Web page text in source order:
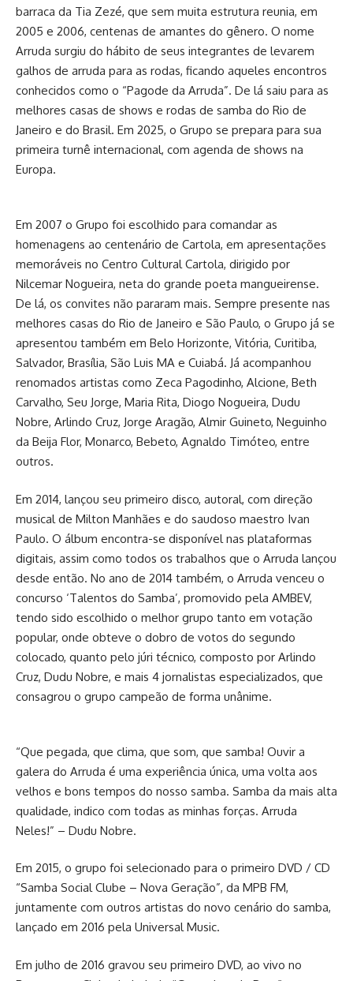
barraca da Tia Zezé, que sem muita estrutura reunia, em
2005 e 2006, centenas de amantes do gênero. O nome
Arruda surgiu do hábito de seus integrantes de levarem
galhos de arruda para as rodas, ficando aqueles encontros
conhecidos como o “Pagode da Arruda”. De lá saiu para as
melhores casas de shows e rodas de samba do Rio de
Janeiro e do Brasil. Em 2025, o Grupo se prepara para sua
primeira turnê internacional, com agenda de shows na
Europa.
Em 2007 o Grupo foi escolhido para comandar as
homenagens ao centenário de Cartola, em apresentações
memoráveis no Centro Cultural Cartola, dirigido por
Nilcemar Nogueira, neta do grande poeta mangueirense.
De lá, os convites não pararam mais. Sempre presente nas
melhores casas do Rio de Janeiro e São Paulo, o Grupo já se
apresentou também em Belo Horizonte, Vitória, Curitiba,
Salvador, Brasília, São Luis MA e Cuiabá. Já acompanhou
renomados artistas como Zeca Pagodinho, Alcione, Beth
Carvalho, Seu Jorge, Maria Rita, Diogo Nogueira, Dudu
Nobre, Arlindo Cruz, Jorge Aragão, Almir Guineto, Neguinho
da Beija Flor, Monarco, Bebeto, Agnaldo Timóteo, entre
outros.
Em 2014, lançou seu primeiro disco, autoral, com direção
musical de Milton Manhães e do saudoso maestro Ivan
Paulo. O álbum encontra-se disponível nas plataformas
digitais, assim como todos os trabalhos que o Arruda lançou
desde então. No ano de 2014 também, o Arruda venceu o
concurso ‘Talentos do Samba’, promovido pela AMBEV,
tendo sido escolhido o melhor grupo tanto em votação
popular, onde obteve o dobro de votos do segundo
colocado, quanto pelo júri técnico, composto por Arlindo
Cruz, Dudu Nobre, e mais 4 jornalistas especializados, que
consagrou o grupo campeão de forma unânime.
“Que pegada, que clima, que som, que samba! Ouvir a
galera do Arruda é uma experiência única, uma volta aos
velhos e bons tempos do nosso samba. Samba da mais alta
qualidade, indico com todas as minhas forças. Arruda
Neles!” – Dudu Nobre.
Em 2015, o grupo foi selecionado para o primeiro DVD / CD
“Samba Social Clube – Nova Geração”, da MPB FM,
juntamente com outros artistas do novo cenário do samba,
lançado em 2016 pela Universal Music.
Em julho de 2016 gravou seu primeiro DVD, ao vivo no